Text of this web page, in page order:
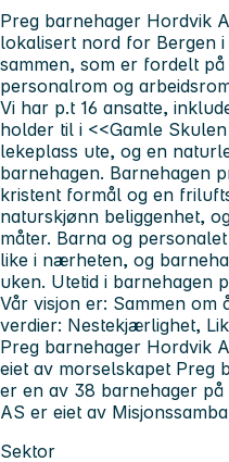
Preg barnehager Hordvik
lokalisert nord for Bergen
sammen, som er fordelt
personalrom og
Vi har p.t 16 ansatte,
holder til i <<Gamle
lekeplass ute, og en
barnehagen. Barnehagen
kristent formål og en
naturskjønn beliggenhet,
måter. Barna og
like i nærheten, og
uken. Utetid i barnehagen
Vår visjon er: Sammen om
verdier: Nestekjærlighet,
Preg barnehager Hordvik
eiet av morselskapet Preg
er en av 38 barnehager
AS er eiet av
Sektor